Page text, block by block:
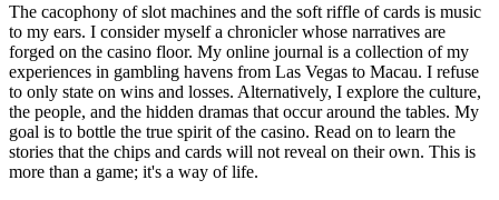
The cacophony of slot machines and the soft riffle of cards is music
to my ears. I consider myself a chronicler whose narratives are
forged on the casino floor. My online journal is a collection of my
experiences in gambling havens from Las Vegas to Macau. I refuse
to only state on wins and losses. Alternatively, I explore the culture,
the people, and the hidden dramas that occur around the tables. My
goal is to bottle the true spirit of the casino. Read on to learn the
stories that the chips and cards will not reveal on their own. This is
more than a game; it's a way of life.